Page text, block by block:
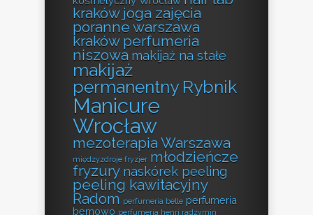
kraków joga zajęcia
poranne warszawa
kraków perfumeria
niszowa makijaż na stałe
makijaż
permanentny Rybnik
Manicure
Wrocław
mezoterapia Warszawa
międzyzdroje fryzjer młodzieńcze
fryzury naskórek peeling
peeling kawitacyjny
Radom perfumeria belle perfumeria
bemowo perfumeria henri radzymin